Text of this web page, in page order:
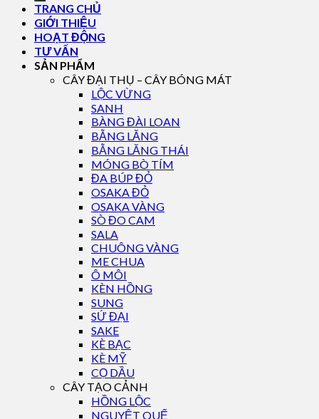
TRANG CHỦ
GIỚI THIỆU
HOẠT ĐỘNG
TƯ VẤN
SẢN PHẨM
CÂY ĐẠI THỤ – CÂY BÓNG MÁT
LỘC VỪNG
SANH
BÀNG ĐÀI LOAN
BẰNG LĂNG
BẰNG LĂNG THÁI
MÓNG BÒ TÍM
ĐA BÚP ĐỎ
OSAKA ĐỎ
OSAKA VÀNG
SÒ ĐO CAM
SALA
CHUÔNG VÀNG
ME CHUA
Ô MÔI
KÈN HỒNG
SUNG
SỨ ĐẠI
SAKE
KÈ BẠC
KÈ MỸ
CỌ DẦU
CÂY TẠO CẢNH
HỒNG LỘC
NGUYỆT QUẾ